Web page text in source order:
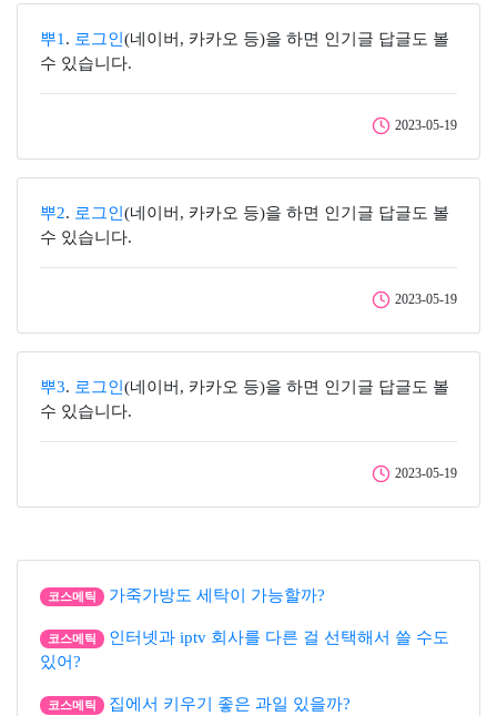
뿌1 . 로그인 (네이버, 카카오 등)을 하면 인기글 답글도 볼
수 있습니다.
2023-05-19
뿌2. 로그인 (네이버, 카카오 등)을 하면 인기글 답글도 볼
수 있습니다.
2023-05-19
뿌3. 로그인 (네이버, 카카오 등)을 하면 인기글 답글도 볼
수 있습니다.
2023-05-19
코스메틱 가죽가방도 세탁이 가능할까?
코스메틱
인터넷과 iptv 회사를 다른 걸 선택해서 쓸 수도
있어?
코스메틱 집에서 키우기 좋은 과일 있을까?